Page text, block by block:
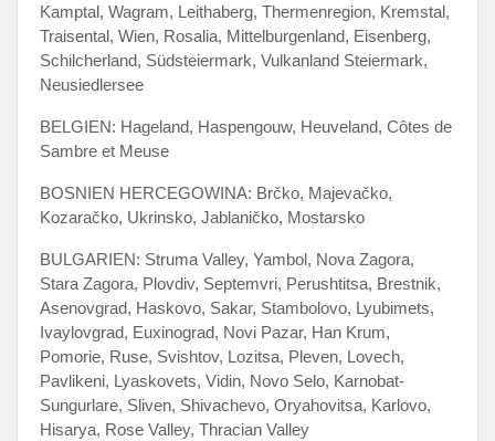
Kamptal, Wagram, Leithaberg, Thermenregion, Kremstal,
Traisental, Wien, Rosalia, Mittelburgenland, Eisenberg,
Schilcherland, Südsteiermark, Vulkanland Steiermark,
Neusiedlersee
BELGIEN: Hageland, Haspengouw, Heuveland, Côtes de
Sambre et Meuse
BOSNIEN HERCEGOWINA: Brčko, Majevačko,
Kozaračko, Ukrinsko, Jablaničko, Mostarsko
BULGARIEN: Struma Valley, Yambol, Nova Zagora,
Stara Zagora, Plovdiv, Septemvri, Perushtitsa, Brestnik,
Asenovgrad, Haskovo, Sakar, Stambolovo, Lyubimets,
Ivaylovgrad, Euxinograd, Novi Pazar, Han Krum,
Pomorie, Ruse, Svishtov, Lozitsa, Pleven, Lovech,
Pavlikeni, Lyaskovets, Vidin, Novo Selo, Karnobat-
Sungurlare, Sliven, Shivachevo, Oryahovitsa, Karlovo,
Hisarya, Rose Valley, Thracian Valley